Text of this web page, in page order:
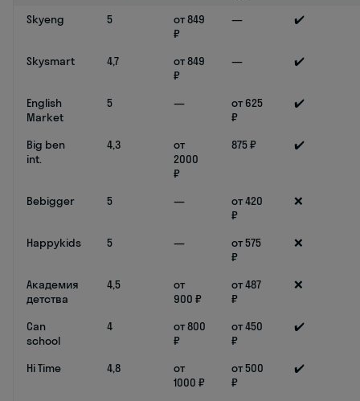
Skyeng 5
от 849
₽
— ✔️
Skysmart 4,7
от 849
₽
— ✔️
English
Market
5 —
от 625
₽
✔️
Big ben
int.
4,3
от
2000
₽
875 ₽ ✔️
Bebigger 5 —
от 420
₽
❌
Happykids 5 —
от 575
₽
❌
Академия
детства
4,5
от
900 ₽
от 487
₽
❌
Can
school
4
от 800
₽
от 450
₽
✔️
Hi Time 4,8
от
1000 ₽
от 500
₽
✔️